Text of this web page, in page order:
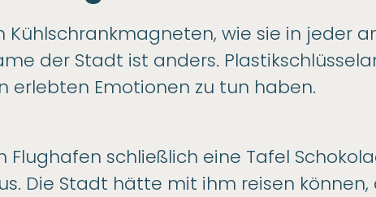
wie sie in jeder
der Stadt ist anders.
erlebten Emotionen zu tun haben.
schließlich eine Tafel
Die Stadt hätte mit ihm reisen